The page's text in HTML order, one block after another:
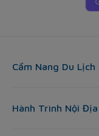
Cẩm Nang Du Lịch
Hành Trình Nội Địa